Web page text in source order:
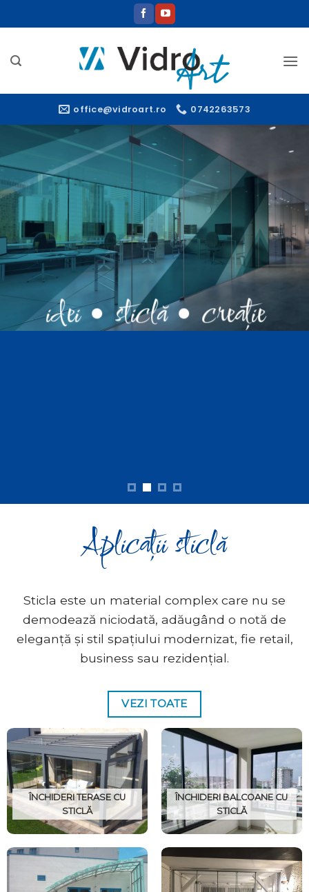
la
office@vidroart.ro 0742263573
idei • sticlă • creație
idei • sticlă • creație
idei • sticlă • creație
idei • sticlă • creație
Aplicații sticlă
Sticla este un material complex care nu se
demodează niciodată, adăugând o notă de
eleganță și stil spațiului modernizat, fie retail,
business sau rezidențial.
VEZI TOATE
ÎNCHIDERI TERASE CU
STICLĂ
ÎNCHIDERI BALCOANE CU
STICLĂ